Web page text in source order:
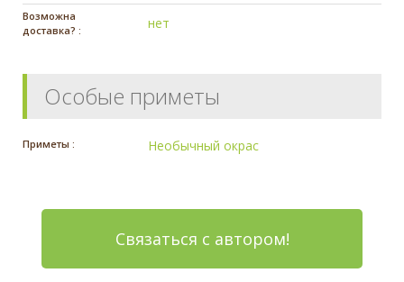
Возможна
доставка? :
нет
Особые приметы
Приметы : Необычный окрас
Связаться с автором!